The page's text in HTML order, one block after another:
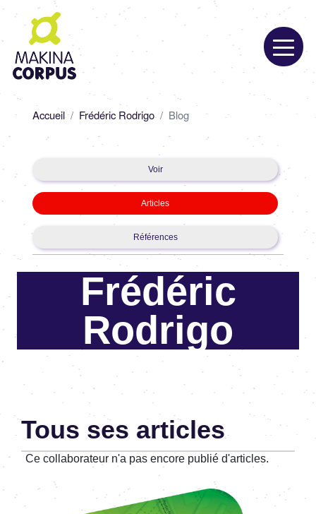
Aller
contenu
principal
d'Ariane
Accueil Frédéric Rodrigo Blog
Primary
tabs
Voir
Articles
Références
Frédéric
Rodrigo
Expert OpenStreetMap-Web
Tous ses articles
Ce collaborateur n'a pas encore publié d'articles.